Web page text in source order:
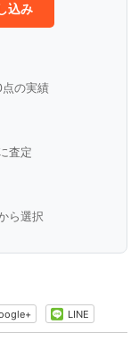
込み
の実績
査定
ら選択
LINE